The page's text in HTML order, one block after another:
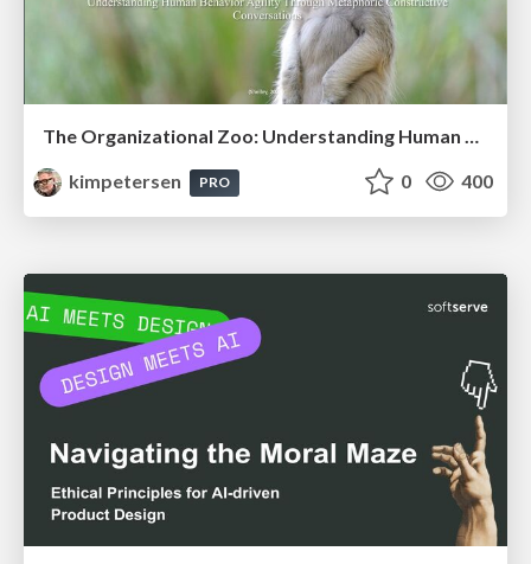
The Organizational Zoo: Understanding Human Behavior Agility Through Metaphoric Constructive Conversations (based on the works of Arthur Shelley, Ph.D)
kimpetersen
PRO 0 400